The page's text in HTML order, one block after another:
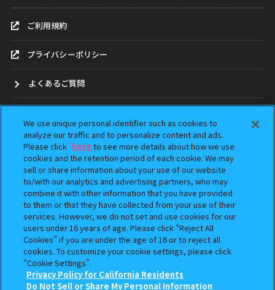
ご利用規約
プライバシーポリシー
よくあるご質問
ガシャポンどこ？
アンケート
ウェブアクセシビリティ方針
Do Not Sell or Share My Personal Information
本サイトに掲載されている全ての画像、文章、データの無断転用、転載をお断りします。
We use unique personal identifier such as cookies to
analyze our traffic and to personalize content and ads.
Please click here to see more details about how we use
cookies and the retention period of each cookie. We may
sell or share information about your use of our website
to/with our analytics and advertising partners, who may
combine it with other information that you have provided
to them or that they have collected from your use of their
services. However, we do not set and use cookies for our
users under 16 years of age. Please click “Reject All
Cookies” if you are under the age of 16 or to reject all
cookies. To customize your cookie settings, please click
“Cookie Settings”.
Privacy Policy for California Residents
Do Not Sell or Share My Personal Information